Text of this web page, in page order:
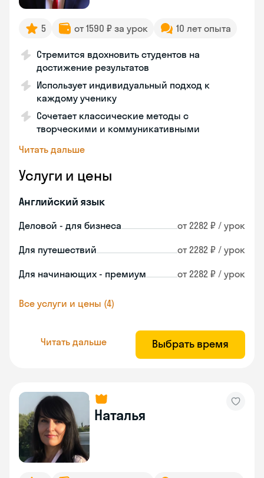
5 от 1590 ₽ за урок 10 лет опыта
Стремится вдохновить студентов на
достижение результатов
Использует индивидуальный подход к
каждому ученику
Сочетает классические методы с
творческими и коммуникативными
Читать дальше
Услуги и цены
Английский язык
Деловой - для бизнеса от 2282 ₽ / урок
Для путешествий от 2282 ₽ / урок
Для начинающих - премиум от 2282 ₽ / урок
Все услуги и цены (4)
Читать дальше Выбрать время
Наталья